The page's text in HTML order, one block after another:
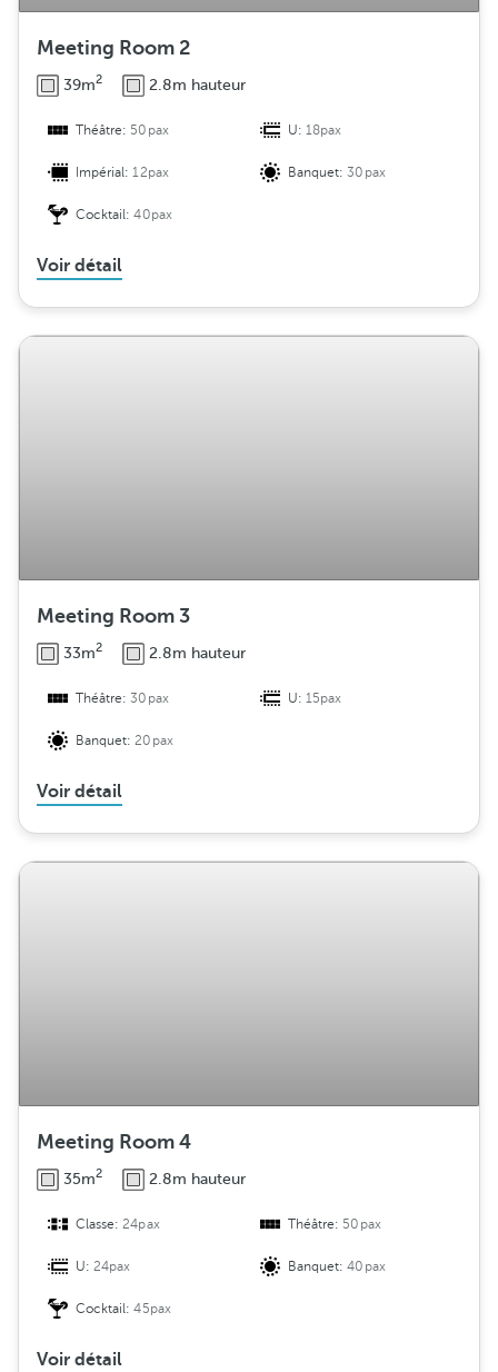
Meeting Room 2
39m2 2.8m hauteur
Théâtre: 50pax U:18pax
Impérial:12pax Banquet:30pax
Cocktail:40pax
Voir détail
Meeting Room 3
33m2 2.8m hauteur
Théâtre:30pax U:15pax
Banquet:20pax
Voir détail
Meeting Room 4
35m2 2.8m hauteur
Classe:24pax Théâtre: 50pax
U:24pax Banquet:40pax
Cocktail:45pax
Voir détail